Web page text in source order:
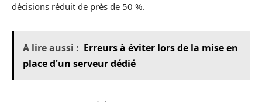
décisions réduit de près de 50 %.
A lire aussi : Erreurs à éviter lors de la mise en
place d'un serveur dédié